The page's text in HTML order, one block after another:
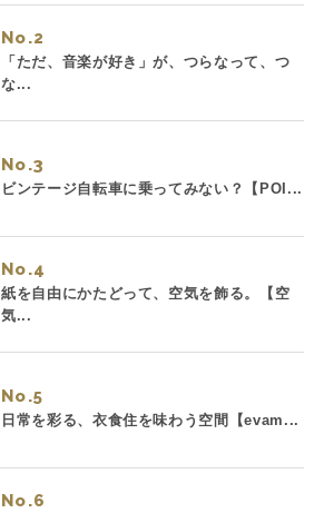
No.
「ただ、音楽が好き」が、つらなって、つ
な...
No.
ビンテージ自転車に乗ってみない？【POI...
No.
紙を自由にかたどって、空気を飾る。【空
気...
No.
日常を彩る、衣食住を味わう空間【evam...
No.